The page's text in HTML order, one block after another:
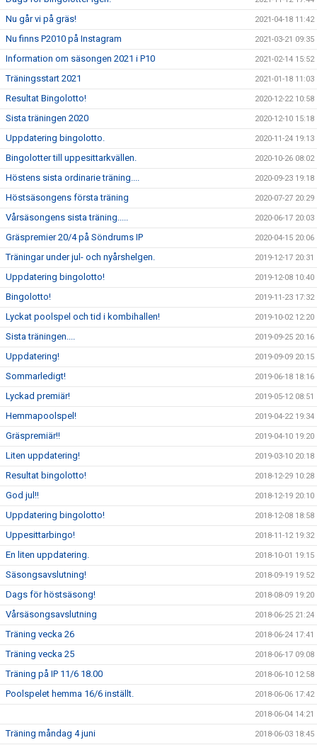
Nu går vi på gräs! 2021-04-18 11:42
Nu finns P2010 på Instagram 2021-03-21 09:35
Information om säsongen 2021 i P10 2021-02-14 15:52
Träningsstart 2021 2021-01-18 11:03
Resultat Bingolotto! 2020-12-22 10:58
Sista träningen 2020 2020-12-10 15:18
Uppdatering bingolotto. 2020-11-24 19:13
Bingolotter till uppesittarkvällen. 2020-10-26 08:02
Höstens sista ordinarie träning.... 2020-09-23 19:18
Höstsäsongens första träning 2020-07-27 20:29
Vårsäsongens sista träning..... 2020-06-17 20:03
Gräspremier 20/4 på Söndrums IP 2020-04-15 20:06
Träningar under jul- och nyårshelgen. 2019-12-17 20:31
Uppdatering bingolotto! 2019-12-08 10:40
Bingolotto! 2019-11-23 17:32
Lyckat poolspel och tid i kombihallen! 2019-10-02 12:20
Sista träningen.... 2019-09-25 20:16
Uppdatering! 2019-09-09 20:15
Sommarledigt! 2019-06-18 18:16
Lyckad premiär! 2019-05-12 08:51
Hemmapoolspel! 2019-04-22 19:34
Gräspremiär!! 2019-04-10 19:20
Liten uppdatering! 2019-03-10 20:18
Resultat bingolotto! 2018-12-29 10:28
God jul!! 2018-12-19 20:10
Uppdatering bingolotto! 2018-12-08 18:58
Uppesittarbingo! 2018-11-12 19:32
En liten uppdatering. 2018-10-01 19:15
Säsongsavslutning! 2018-09-19 19:52
Dags för höstsäsong! 2018-08-09 19:20
Vårsäsongsavslutning 2018-06-25 21:24
Träning vecka 26 2018-06-24 17:41
Träning vecka 25 2018-06-17 09:08
Träning på IP 11/6 18.00 2018-06-10 12:58
Poolspelet hemma 16/6 inställt. 2018-06-06 17:42
2018-06-04 14:21
Träning måndag 4 juni 2018-06-03 18:45